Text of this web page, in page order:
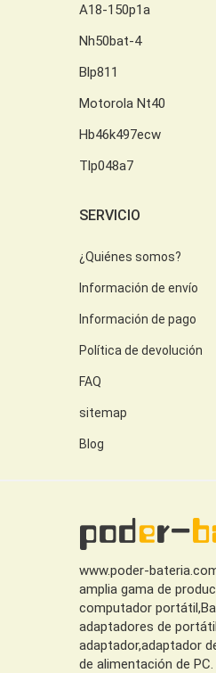
A18-150p1a
Nh50bat-4
Blp811
Motorola Nt40
Hb46k497ecw
Tlp048a7
SERVICIO
¿Quiénes somos?
Información de envío
Información de pago
Política de devolución
FAQ
sitemap
Blog
www.poder-
amplia gama de
computador
adaptadores de
adaptador,adaptador
de alimentación de PC.